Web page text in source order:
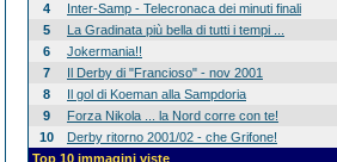
4
Inter-Samp - Telecronaca dei minuti finali
5
La Gradinata più bella di tutti i tempi ...
6
Jokermania!!
7
Il Derby di "Francioso" - nov 2001
8
Il gol di Koeman alla Sampdoria
9
Forza Nikola ... la Nord corre con te!
10
Derby ritorno 2001/02 - che Grifone!
Top 10 immagini viste